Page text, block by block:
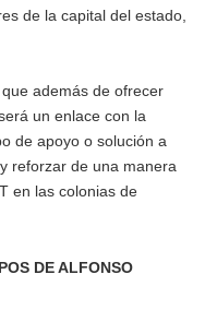
de la capital del estado,
además de ofrecer
un enlace con la
de apoyo o solución a
reforzar de una manera
en las colonias de
DE ALFONSO